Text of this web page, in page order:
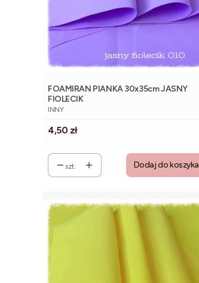
FOAMIRAN PIANKA 30x35cm JASNY
FIOLECIK
PRODUCENT
INNY
Cena
4,50 zł
szt. Dodaj do koszyka